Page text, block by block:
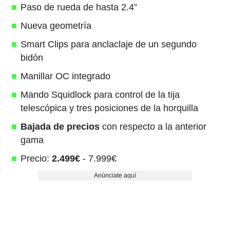
Paso de rueda de hasta 2.4”
Nueva geometría
Smart Clips para anclaclaje de un segundo
bidón
Manillar OC integrado
Mando Squidlock para control de la tija
telescópica y tres posiciones de la horquilla
Bajada de precioscon respecto a la anterior
gama
Precio: 2.499€- 7.999€
Anúnciate aquí